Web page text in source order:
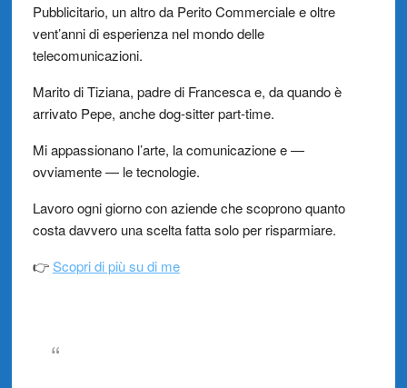
Pubblicitario, un altro da Perito Commerciale e oltre
vent’anni di esperienza nel mondo delle
telecomunicazioni.
Marito di Tiziana, padre di Francesca e, da quando è
arrivato Pepe, anche dog-sitter part-time.
Mi appassionano l’arte, la comunicazione e —
ovviamente — le tecnologie.
Lavoro ogni giorno con aziende che scoprono quanto
costa davvero una scelta fatta solo per risparmiare.
👉Scopri di più su di me